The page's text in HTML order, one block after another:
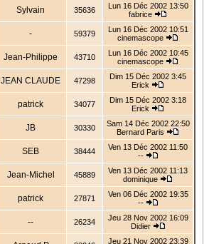
Sylvain 35636
Lun 16 Déc 2002 13:50
fabrice
- 59379
Lun 16 Déc 2002 10:51
cinemascope
Jean-Philippe 43710
Lun 16 Déc 2002 10:45
cinemascope
JEAN CLAUDE 47298
Dim 15 Déc 2002 3:45
Erick
patrick 34077
Dim 15 Déc 2002 3:18
Erick
JB 30330
Sam 14 Déc 2002 22:50
Bernard Paris
SEB 38444
Ven 13 Déc 2002 11:50
--
Jean-Michel 45889
Ven 13 Déc 2002 11:13
dominique
patrick 27871
Ven 06 Déc 2002 19:35
--
-- 26234
Jeu 28 Nov 2002 16:09
Didier
Jeu 21 Nov 2002 23:39